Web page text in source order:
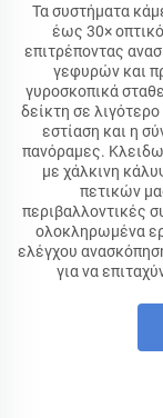
Τα συστήματα
έως 30×
επιτρέποντας
γεφυρών και
γυροσκοπικά
δείκτη σε
εστίαση και η
πανόραμες.
με χάλκινη
πετικών
περιβαλλοντικές
ολοκληρωμένα
ελέγχου
για να